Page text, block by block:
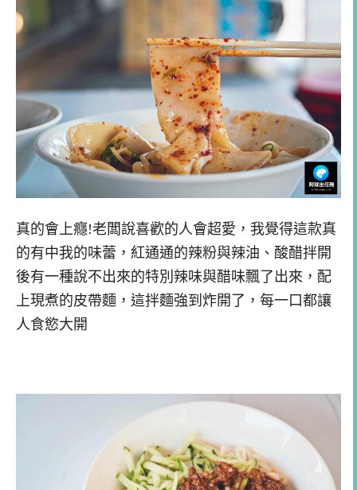
真的會上癮!老闆說喜歡的人會超愛，我覺得這款真
的有中我的味蕾，紅通通的辣粉與辣油、酸醋拌開
後有一種說不出來的特別辣味與醋味飄了出來，配
上現煮的皮帶麵，這拌麵強到炸開了，每一口都讓
人食慾大開